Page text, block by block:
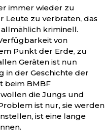
immer wieder zu
Leute zu verbraten, das
kriminell.
von
Punkt der Erde, zu
Geräten ist nun
in der Geschichte der
beim BMBF
die Jungs und
ist nur, sie werden
ist eine lange